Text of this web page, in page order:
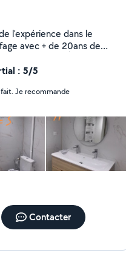
l'expérience dans le
avec + de 20ans de
BAIGNOIRE, WC...... etc
radiateur, nettoyage,
N'hésitez pas à me
: 5/5
Je recommande
Contacter